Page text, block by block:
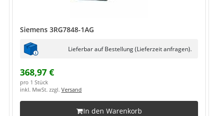
Siemens 3RG7848-1AG
Lieferbar auf Bestellung (Lieferzeit anfragen).
368,97 €
pro 1 Stück
inkl. MwSt. zzgl. Versand
In den Warenkorb